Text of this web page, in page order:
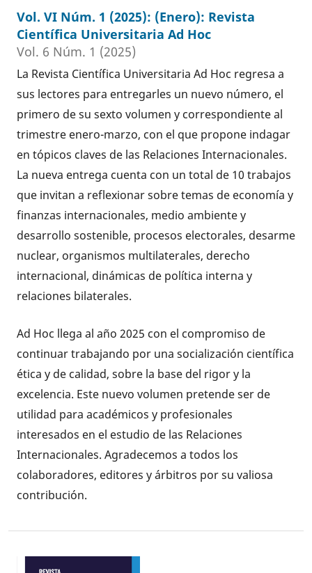
Vol. VI Núm. 1 (2025): (Enero): Revista
Científica Universitaria Ad Hoc
Vol. 6 Núm. 1 (2025)
La Revista Científica Universitaria Ad Hoc regresa a
sus lectores para entregarles un nuevo número, el
primero de su sexto volumen y correspondiente al
trimestre enero-marzo, con el que propone indagar
en tópicos claves de las Relaciones Internacionales.
La nueva entrega cuenta con un total de 10 trabajos
que invitan a reflexionar sobre temas de economía y
finanzas internacionales, medio ambiente y
desarrollo sostenible, procesos electorales, desarme
nuclear, organismos multilaterales, derecho
internacional, dinámicas de política interna y
relaciones bilaterales.
Ad Hoc llega al año 2025 con el compromiso de
continuar trabajando por una socialización científica
ética y de calidad, sobre la base del rigor y la
excelencia. Este nuevo volumen pretende ser de
utilidad para académicos y profesionales
interesados en el estudio de las Relaciones
Internacionales. Agradecemos a todos los
colaboradores, editores y árbitros por su valiosa
contribución.